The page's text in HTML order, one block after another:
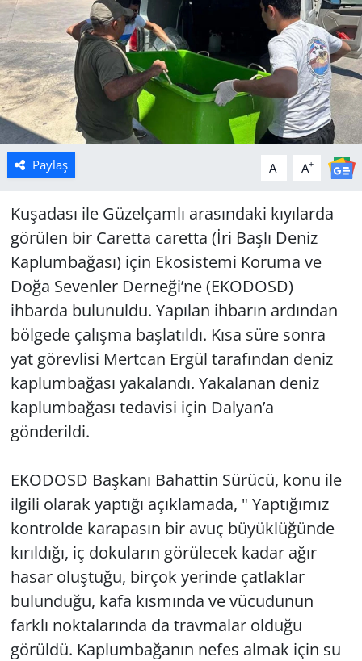
Paylaş A- A+
Kuşadası ile Güzelçamlı arasındaki kıyılarda
görülen bir Caretta caretta (İri Başlı Deniz
Kaplumbağası) için Ekosistemi Koruma ve
Doğa Sevenler Derneği’ne (EKODOSD)
ihbarda bulunuldu. Yapılan ihbarın ardından
bölgede çalışma başlatıldı. Kısa süre sonra
yat görevlisi Mertcan Ergül tarafından deniz
kaplumbağası yakalandı. Yakalanan deniz
kaplumbağası tedavisi için Dalyan’a
gönderildi.
EKODOSD Başkanı Bahattin Sürücü, konu ile
ilgili olarak yaptığı açıklamada, " Yaptığımız
kontrolde karapasın bir avuç büyüklüğünde
kırıldığı, iç dokuların görülecek kadar ağır
hasar oluştuğu, birçok yerinde çatlaklar
bulunduğu, kafa kısmında ve vücudunun
farklı noktalarında da travmalar olduğu
görüldü. Kaplumbağanın nefes almak için su
Uşak